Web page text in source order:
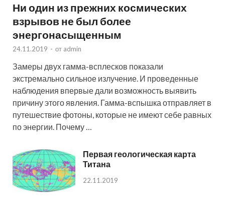
Ни один из прежних космических
взрывов не был более
энергонасыщенным
24.11.2019 - от admin
Замеры двух гамма-всплесков показали
экстремально сильное излучение. И проведенные
наблюдения впервые дали возможность выявить
причину этого явления. Гамма-вспышка отправляет в
путешествие фотоны, которые не имеют себе равных
по энергии. Почему …
Первая геологическая карта
Титана
22.11.2019